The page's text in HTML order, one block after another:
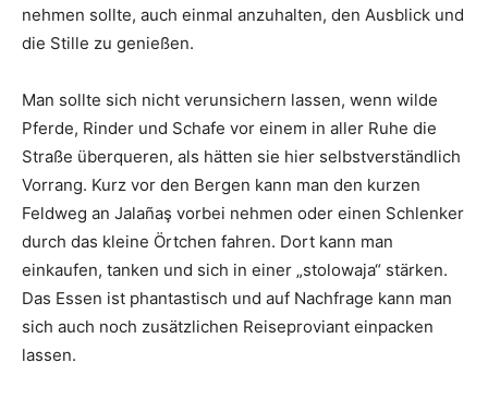
nehmen sollte, auch einmal anzuhalten, den Ausblick und
die Stille zu genießen.
Man sollte sich nicht verunsichern lassen, wenn wilde
Pferde, Rinder und Schafe vor einem in aller Ruhe die
Straße überqueren, als hätten sie hier selbstverständlich
Vorrang. Kurz vor den Bergen kann man den kurzen
Feldweg an Jalañaş vorbei nehmen oder einen Schlenker
durch das kleine Örtchen fahren. Dort kann man
einkaufen, tanken und sich in einer „stolowaja“ stärken.
Das Essen ist phantastisch und auf Nachfrage kann man
sich auch noch zusätzlichen Reiseproviant einpacken
lassen.